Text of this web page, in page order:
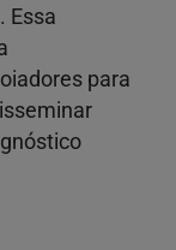
Essa
para